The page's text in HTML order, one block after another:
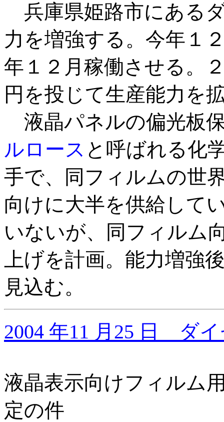
兵庫県姫路市にある
力を増強する。今年１
年１２月稼働させる。
円を投じて生産能力を
液晶パネルの偏光板
ルロース と呼ばれる化
手で、同フィルムの世
向けに大半を供給して
いないが、同フィルム
上げを計画。能力増強
見込む。
2004 年11 月25 日 ダ
液晶表示向けフィルム
定の件